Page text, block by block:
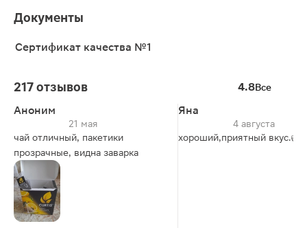
Документы
Сертификат качества №1
217 отзывов 4.8Все
Аноним
21 мая
чай отличный, пакетики
прозрачные, видна заварка
Яна
4 августа
хороший,приятный вкус.👍